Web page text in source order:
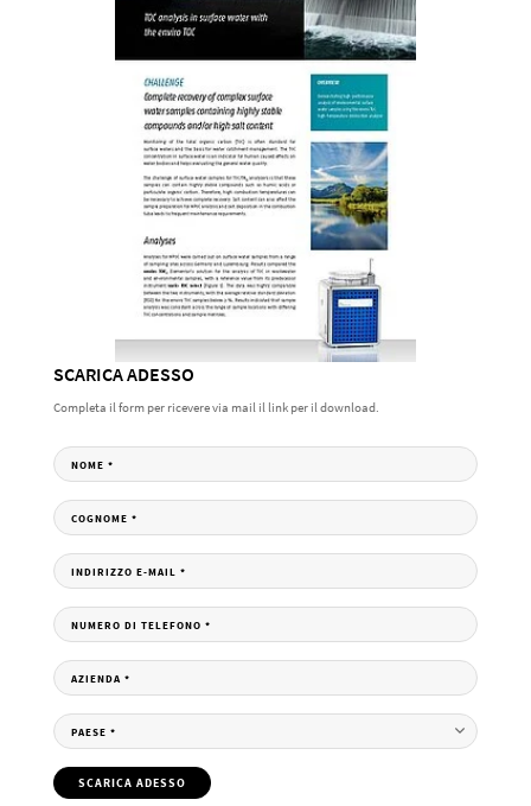
SCARICA ADESSO
Completa il form per ricevere via mail il link per il download.
NOME *
COGNOME *
INDIRIZZO E-MAIL *
NUMERO DI TELEFONO *
AZIENDA *
PAESE *
SCARICA ADESSO